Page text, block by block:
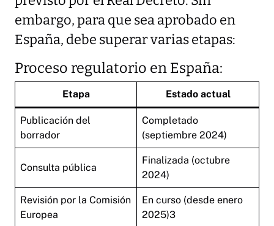
embargo, para que sea aprobado en
España, debe superar varias etapas:
Proceso regulatorio en España:
Etapa Estado actual
Publicación del
borrador
Completado
(septiembre 2024)
Consulta pública
Finalizada (octubre
2024)
Revisión por la Comisión
Europea
En curso (desde enero
2025)3